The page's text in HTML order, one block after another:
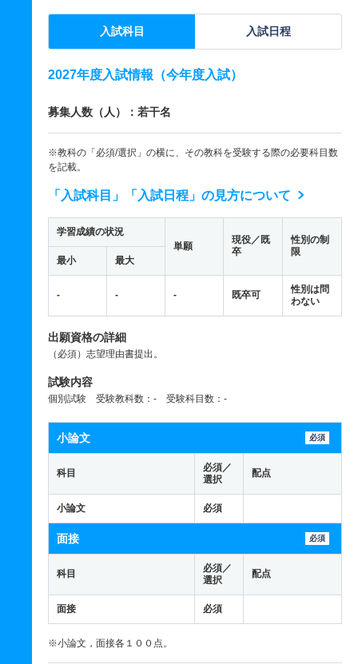
入試科目 入試日程
2027年度入試情報（今年度入試）
募集人数（人）：若干名
※教科の「必須/選択」の横に、その教科を受験する際の必要科目数
を記載。
「入試科目」「入試日程」の見方について
学習成績の状況
単願
現役／既
卒
性別の制
限
最小 最大
- - - 既卒可
性別は問
わない
出願資格の詳細
（必須）志望理由書提出。
試験内容
個別試験 受験教科数：- 受験科目数：-
小論文 必須
科目
必須／
選択
配点
小論文 必須
面接 必須
科目
必須／
選択
配点
面接 必須
※小論文，面接各１００点。